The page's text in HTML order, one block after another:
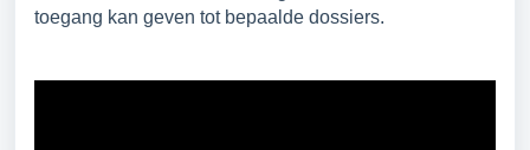
toegang kan geven tot bepaalde dossiers.